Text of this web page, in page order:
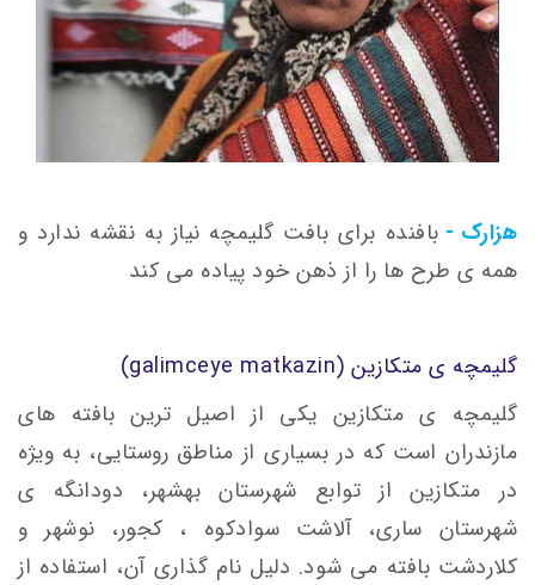
هزارک - بافنده برای بافت گلیمچه نیاز به نقشه ندارد و
همه ی طرح ها را از ذهن خود پیاده می کند
گلیمچه ی متکازین (galimceye matkazin)
گلیمچه ی متکازین یکی از اصیل ترین بافته های
مازندران است که در بسیاری از مناطق روستایی، به ویژه
در متکازین از توابع شهرستان بهشهر، دودانگه ی
شهرستان ساری، آلاشت سوادکوه ، کجور، نوشهر و
کلاردشت بافته می شود. دلیل نام گذاری آن، استفاده از